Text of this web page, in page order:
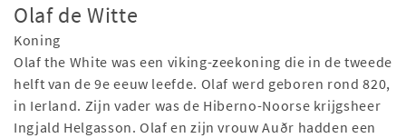
Olaf de Witte
Koning
Olaf the White was een viking-zeekoning die in de tweede
helft van de 9e eeuw leefde. Olaf werd geboren rond 820,
in Ierland. Zijn vader was de Hiberno-Noorse krijgsheer
Ingjald Helgasson. Olaf en zijn vrouw Auðr hadden een